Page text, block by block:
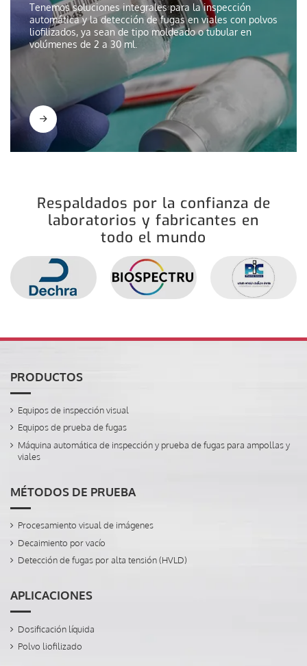
Tenemos soluciones integrales para la inspección
automática y la detección de fugas en viales con polvos
liofilizados, ya sean de tipo moldeado o tubular en
volúmenes de 2 a 30 ml.
Respaldados por la confianza de
laboratorios y fabricantes en
todo el mundo
PRODUCTOS
Equipos de inspección visual
Equipos de prueba de fugas
Máquina automática de inspección y prueba de fugas para ampollas y
viales
MÉTODOS DE PRUEBA
Procesamiento visual de imágenes
Decaimiento por vacío
Detección de fugas por alta tensión (HVLD)
APLICACIONES
Dosificación líquida
Polvo liofilizado